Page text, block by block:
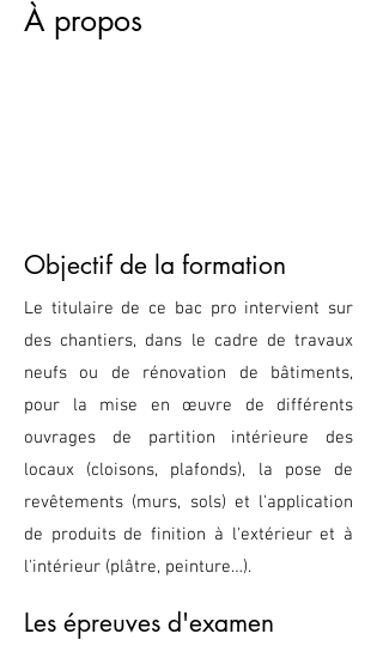
À propos
Objectif de la formation
Le titulaire de ce bac pro intervient sur
des chantiers, dans le cadre de travaux
neufs ou de rénovation de bâtiments,
pour la mise en œuvre de différents
ouvrages de partition intérieure des
locaux (cloisons, plafonds), la pose de
revêtements (murs, sols) et l'application
de produits de finition à l'extérieur et à
l'intérieur (plâtre, peinture…).
Les épreuves d'examen